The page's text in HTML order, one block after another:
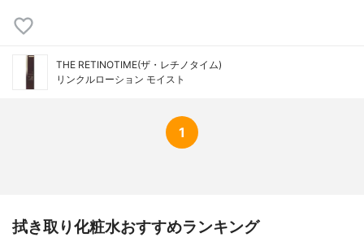
THE RETINOTIME(ザ・レチノタイム)
リンクルローション モイスト
1
拭き取り化粧水おすすめランキング